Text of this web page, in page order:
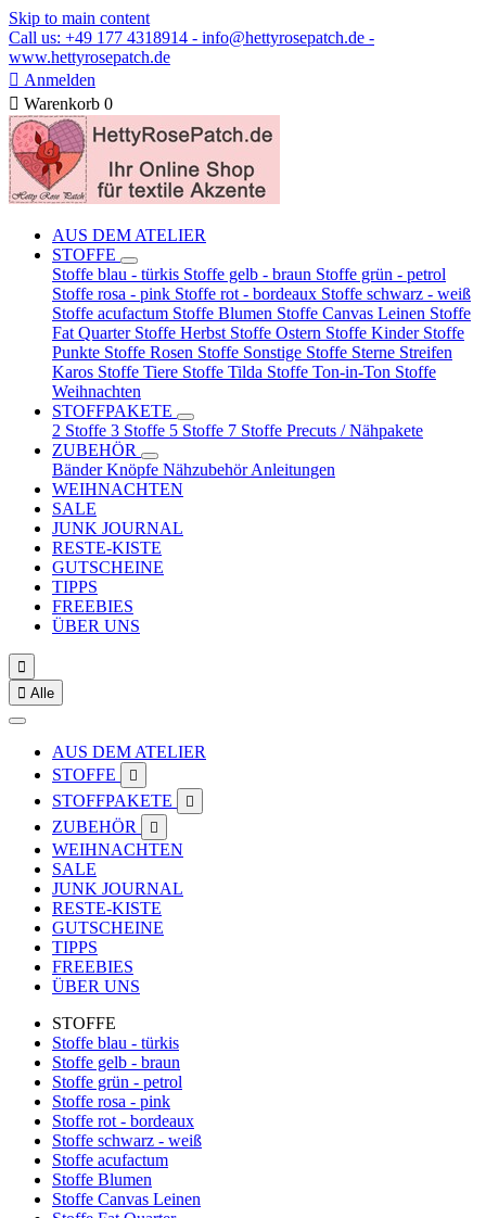
Skip to main content
Call us: +49 177 4318914 - info@hettyrosepatch.de -
www.hettyrosepatch.de
 Anmelden
 Warenkorb 0
AUS DEM ATELIER
STOFFE
Stoffe blau - türkis Stoffe gelb - braun Stoffe grün - petrol
Stoffe rosa - pink Stoffe rot - bordeaux Stoffe schwarz - weiß
Stoffe acufactum Stoffe Blumen Stoffe Canvas Leinen Stoffe
Fat Quarter Stoffe Herbst Stoffe Ostern Stoffe Kinder Stoffe
Punkte Stoffe Rosen Stoffe Sonstige Stoffe Sterne Streifen
Karos Stoffe Tiere Stoffe Tilda Stoffe Ton-in-Ton Stoffe
Weihnachten
STOFFPAKETE
2 Stoffe 3 Stoffe 5 Stoffe 7 Stoffe Precuts / Nähpakete
ZUBEHÖR
BänderKnöpfe NähzubehörAnleitungen
WEIHNACHTEN
SALE
JUNK JOURNAL
RESTE-KISTE
GUTSCHEINE
TIPPS
FREEBIES
ÜBER UNS

 Alle
AUS DEM ATELIER
STOFFE

STOFFPAKETE 
ZUBEHÖR 
WEIHNACHTEN
SALE
JUNK JOURNAL
RESTE-KISTE
GUTSCHEINE
TIPPS
FREEBIES
ÜBER UNS
STOFFE
Stoffe blau - türkis
Stoffe gelb - braun
Stoffe grün - petrol
Stoffe rosa - pink
Stoffe rot - bordeaux
Stoffe schwarz - weiß
Stoffe acufactum
Stoffe Blumen
Stoffe Canvas Leinen